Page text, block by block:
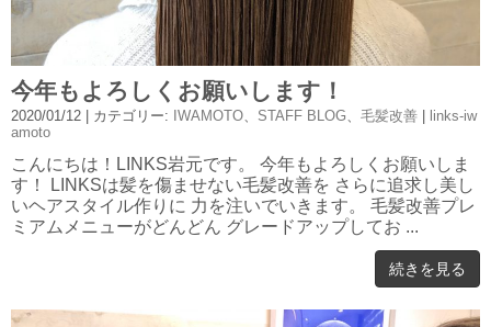
今年もよろしくお願いします！
2020/01/12 | カテゴリー: IWAMOTO STAFF BLOG 毛髪改善 | links-iw
amoto
こんにちは！LINKS岩元です。 今年もよろしくお願いしま
す！ LINKSは髪を傷ませない毛髪改善を さらに追求し美し
いヘアスタイル作りに 力を注いでいきます。 毛髪改善プレ
ミアムメニューがどんどん グレードアップしてお ...
続きを見る